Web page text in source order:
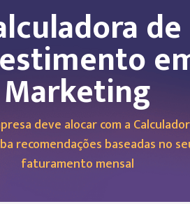
de
Marketing
deve alocar com a
recomendações baseadas no
faturamento mensal